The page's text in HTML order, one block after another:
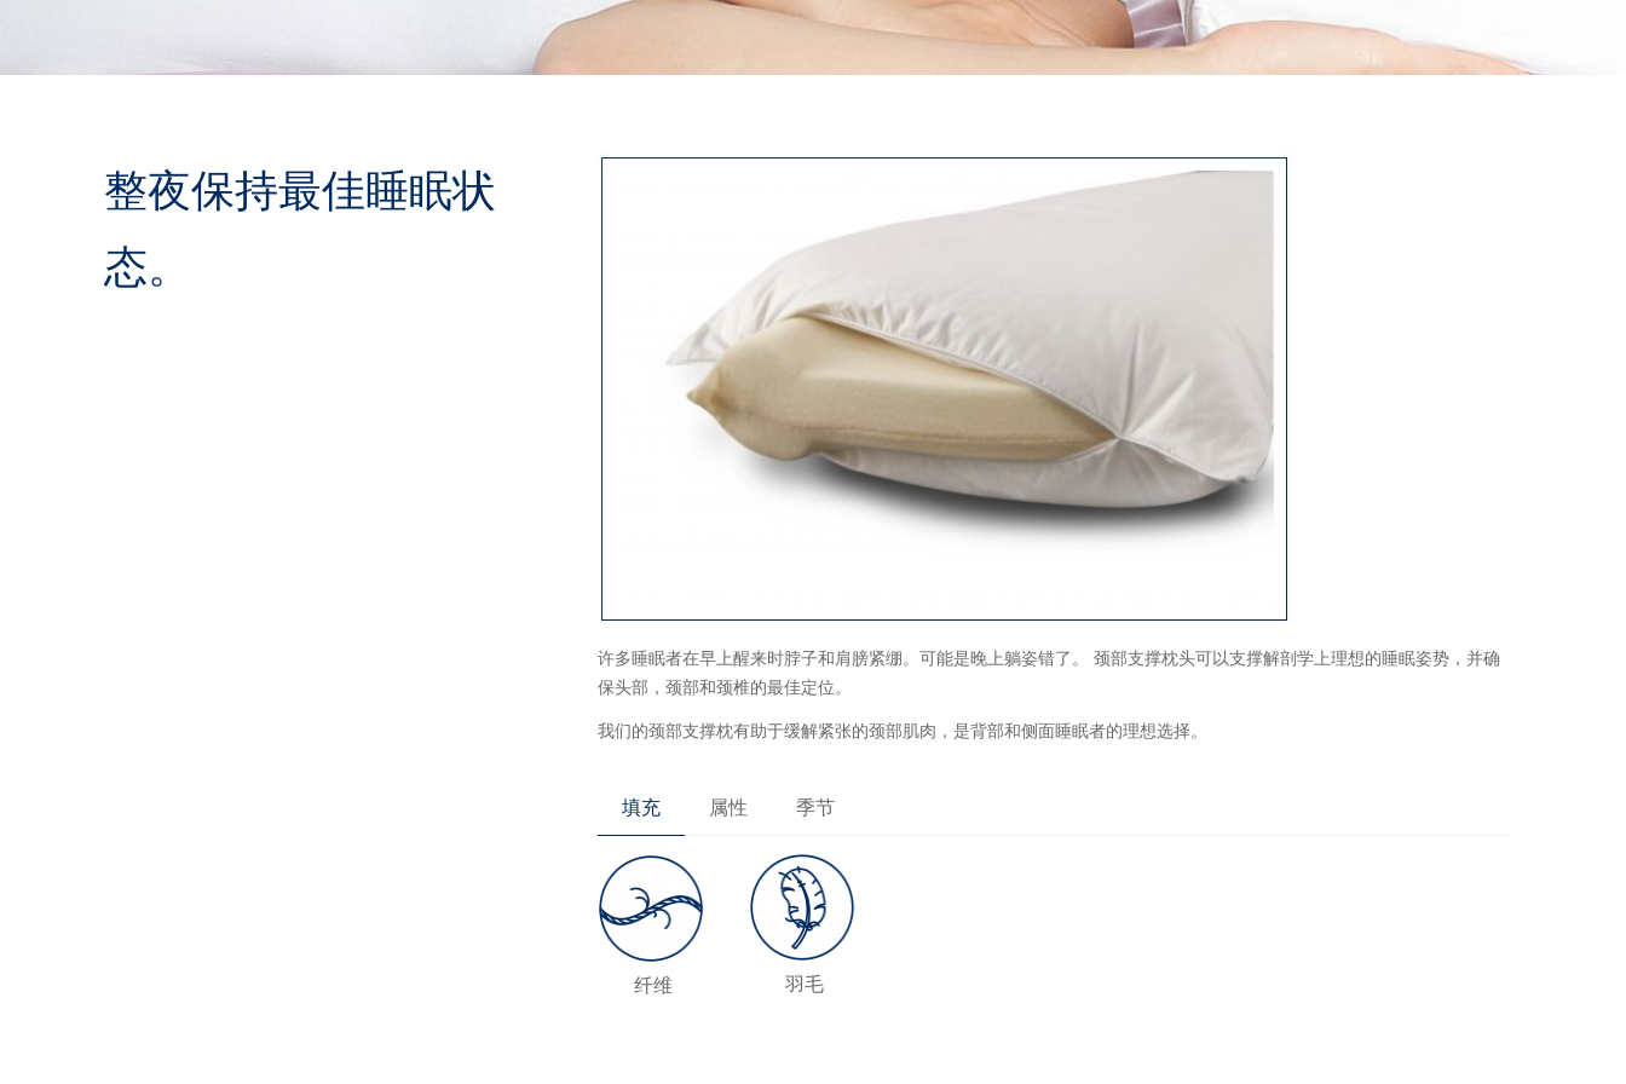
整夜保持最佳睡眠状
态。
填充 属性 季节
纤维 羽毛
许多睡眠者在早上醒来时脖子和肩膀紧绷。可能是晚上躺姿错了。 颈部支撑枕头可以支撑解剖学上理想的睡眠姿势，并确
保头部，颈部和颈椎的最佳定位。
我们的颈部支撑枕有助于缓解紧张的颈部肌肉，是背部和侧面睡眠者的理想选择。